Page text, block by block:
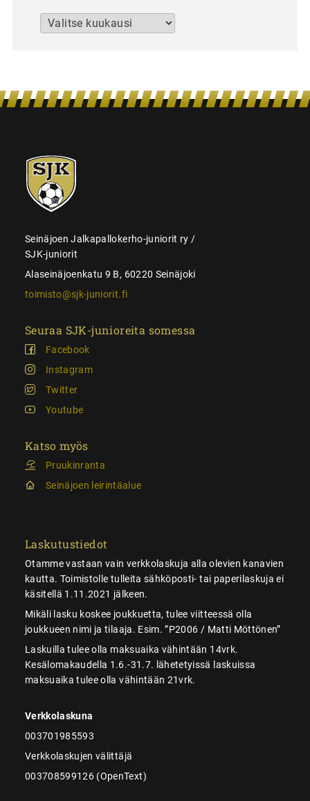
Arkistot
SJK-
juniorit
Seinäjoen Jalkapallokerho-juniorit ry /
SJK-juniorit
Alaseinäjoenkatu 9 B, 60220 Seinäjoki
toimisto@sjk-juniorit.fi
Seuraa SJK-junioreita somessa
Facebook
Instagram
Twitter
Youtube
Katso myös
Pruukinranta
Seinäjoen leirintäalue
Laskutustiedot
Otamme vastaan vain verkkolaskuja alla olevien kanavien
kautta. Toimistolle tulleita sähköposti- tai paperilaskuja ei
käsitellä 1.11.2021 jälkeen.
Mikäli lasku koskee joukkuetta, tulee viitteessä olla
joukkueen nimi ja tilaaja. Esim. ”P2006 / Matti Möttönen”
Laskuilla tulee olla maksuaika vähintään 14vrk.
Kesälomakaudella 1.6.-31.7. lähetetyissä laskuissa
maksuaika tulee olla vähintään 21vrk.
Verkkolaskuna
003701985593
Verkkolaskujen välittäjä
003708599126 (OpenText)